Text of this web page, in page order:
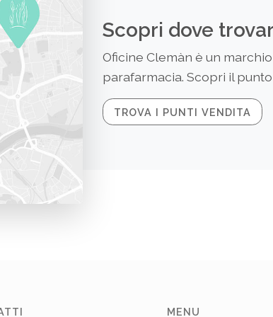
Scopri dove
Oficine Clemàn è un
parafarmacia. Scopri il
TROVA I PUNTI VENDITA
MENU